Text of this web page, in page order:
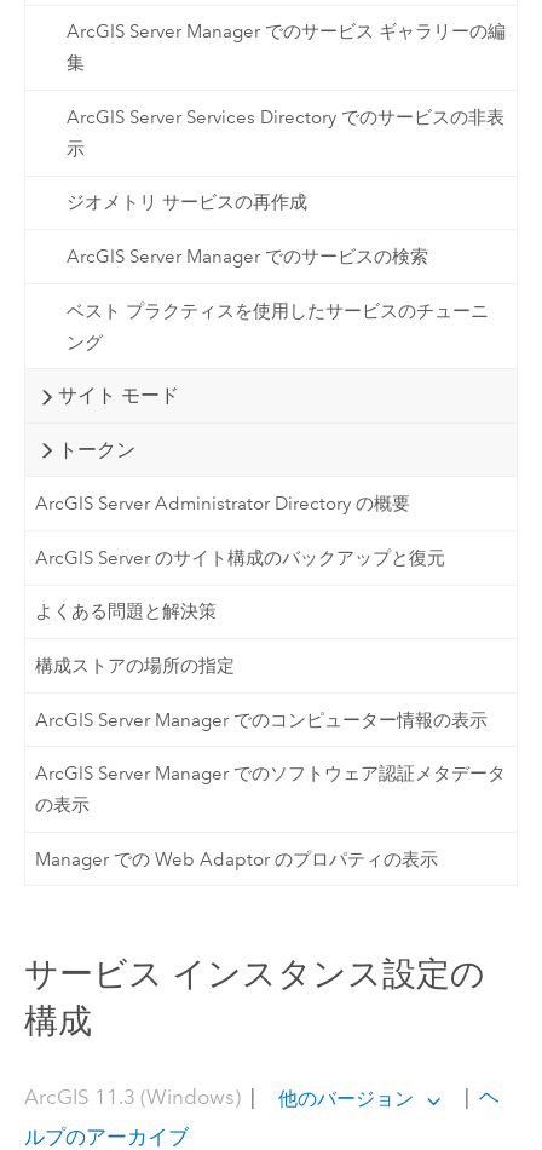
ArcGIS Server Manager でのサービス ギャラリーの編
集
ArcGIS Server Services Directory でのサービスの非表
示
ジオメトリ サービスの再作成
ArcGIS Server Manager でのサービスの検索
ベスト プラクティスを使用したサービスのチューニ
ング
サイト モード
トークン
ArcGIS Server Administrator Directory の概要
ArcGIS Server のサイト構成のバックアップと復元
よくある問題と解決策
構成ストアの場所の指定
ArcGIS Server Manager でのコンピューター情報の表示
ArcGIS Server Manager でのソフトウェア認証メタデータ
の表示
Manager での Web Adaptor のプロパティの表示
サービス インスタンス設定の
構成
ArcGIS 11.3 (Windows)| 他のバージョン
ヘ
ルプのアーカイブ